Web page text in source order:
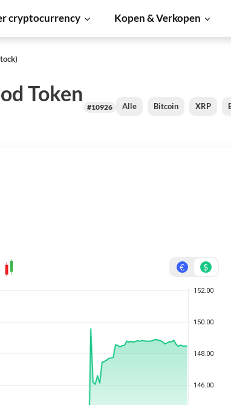
cryptocurrency Kopen & Verkopen
Token
#10926 Alle Bitcoin XRP
€ $